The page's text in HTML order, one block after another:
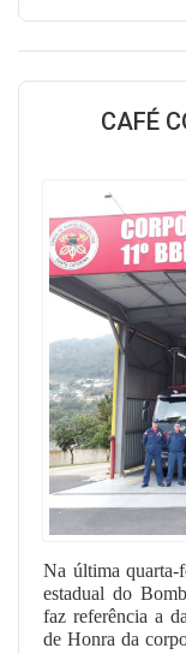
CAFÉ
Na última quarta-
estadual do
faz referência a
de Honra da